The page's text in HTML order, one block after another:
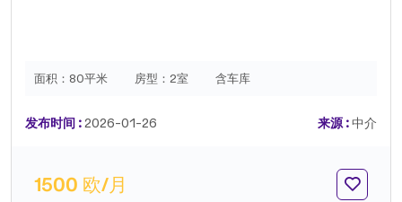
面积： 80平米 房型： 2室 含车库
发布时间 :2026-01-26 来源 :中介
1500 欧/月